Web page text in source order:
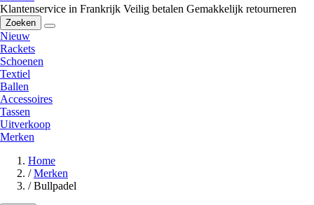
Klantenservice in Frankrijk Veilig betalen Gemakkelijk retourneren
Zoeken
Nieuw
Rackets
Schoenen
Textiel
Ballen
Accessoires
Tassen
Uitverkoop
Merken
Home
/ Merken
/ Bullpadel